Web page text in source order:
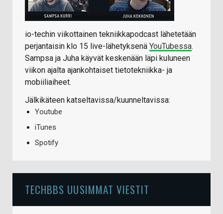
io-techin viikottainen tekniikkapodcast lähetetään
perjantaisin klo 15 live-lähetyksenä YouTubessa.
Sampsa ja Juha käyvät keskenään läpi kuluneen
viikon ajalta ajankohtaiset tietotekniikka- ja
mobiiliaiheet.
Jälkikäteen katseltavissa/kuunneltavissa:
Youtube
iTunes
Spotify
TECHBBS UUSIMMAT VIESTIT